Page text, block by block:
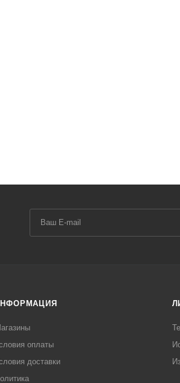
оплаты
доставки